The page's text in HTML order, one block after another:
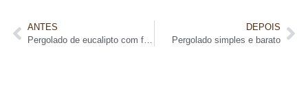
ANTES
DEPOIS
Pergolado simples e barato